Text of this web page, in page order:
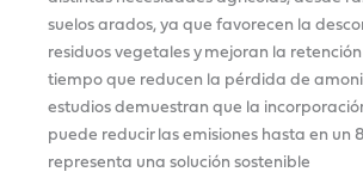
suelos arados, ya que favorecen la
residuos vegetales y mejoran la
tiempo que reducen la pérdida de
estudios demuestran que la
puede reducir las emisiones hasta en un
representa una solución sostenible